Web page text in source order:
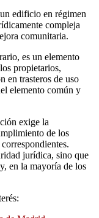
edificio en régimen
compleja
comunitaria.
es un elemento
propietarios,
en trasteros de uso
elemento común y
exige la
de los
jurídica, sino que
en la mayoría de los